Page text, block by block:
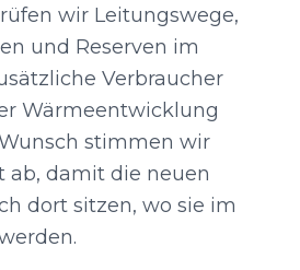
wir Leitungswege,
und Reserven im
Verbraucher
Wärmeentwicklung
stimmen wir
ab, damit die neuen
dort sitzen, wo sie im